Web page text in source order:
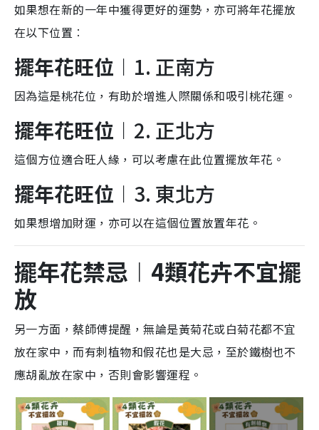
如果想在新的一年中獲得更好的運勢，亦可將年花擺放
在以下位置︰
擺年花旺位︱ 1. 正南方
因為這是桃花位，有助於增進人際關係和吸引桃花運。
擺年花旺位︱ 2. 正北方
這個方位適合旺人緣，可以考慮在此位置擺放年花。
擺年花旺位︱ 3. 東北方
如果想增加財運，亦可以在這個位置放置年花。
擺年花禁忌︱4類花卉不宜擺
放
另一方面，蔡師傅提醒，無論是黃菊花或白菊花都不宜
放在家中，而有刺植物和假花也是大忌，至於鐵樹也不
應胡亂放在家中，否則會影響運程。